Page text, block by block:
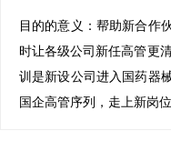
目的的意义： 帮助新合作
时让各级公司新任高管更
训是新设公司进入国药器
国企高管序列，走上新岗位